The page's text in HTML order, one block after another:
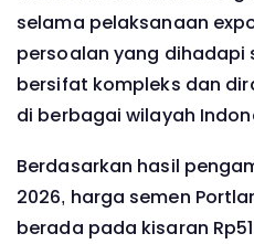
selama pelaksanaan
persoalan yang dihadapi
bersifat kompleks dan
di berbagai wilayah
Berdasarkan hasil
2026, harga semen
berada pada kisaran